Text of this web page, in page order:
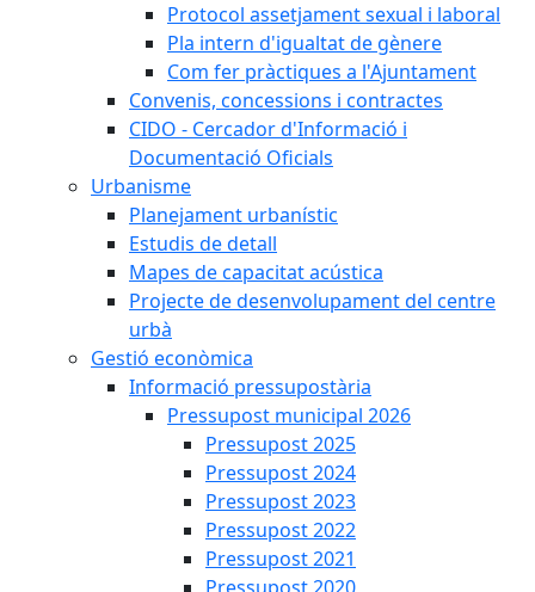
Protocol assetjament sexual i laboral
Pla intern d'igualtat de gènere
Com fer pràctiques a l'Ajuntament
Convenis, concessions i contractes
CIDO - Cercador d'Informació i
Documentació Oficials
Urbanisme
Planejament urbanístic
Estudis de detall
Mapes de capacitat acústica
Projecte de desenvolupament del centre
urbà
Gestió econòmica
Informació pressupostària
Pressupost municipal 2026
Pressupost 2025
Pressupost 2024
Pressupost 2023
Pressupost 2022
Pressupost 2021